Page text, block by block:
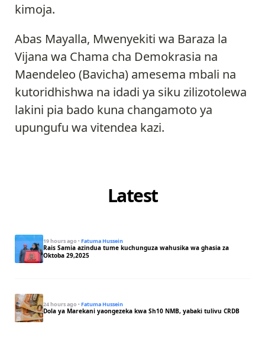
kimoja.
Abas Mayalla, Mwenyekiti wa Baraza la
Vijana wa Chama cha Demokrasia na
Maendeleo (Bavicha) amesema mbali na
kutoridhishwa na idadi ya siku zilizotolewa
lakini pia bado kuna changamoto ya
upungufu wa vitendea kazi.
Latest
19 hours ago · Fatuma Hussein
Rais Samia azindua tume kuchunguza wahusika wa ghasia za
Oktoba 29,2025
24 hours ago · Fatuma Hussein
Dola ya Marekani yaongezeka kwa Sh10 NMB, yabaki tulivu CRDB